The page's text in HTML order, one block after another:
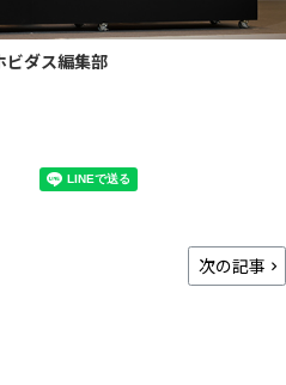
ビダス編集部
次の記事